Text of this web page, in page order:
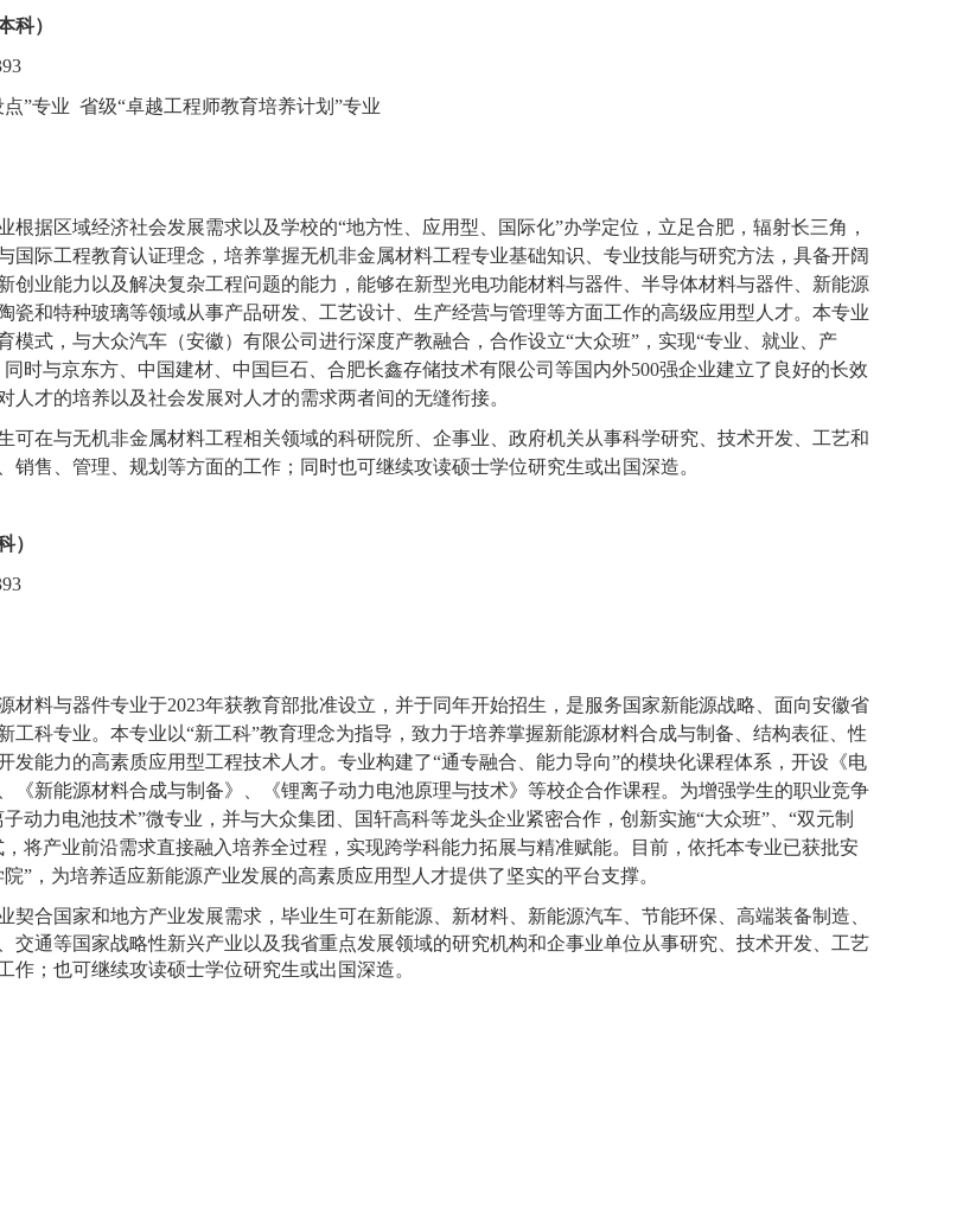
科）
”专业 省级“卓越工程师教育培养计划”专业
根据区域经济社会发展需求以及学校的“地方性、应用型、国际化”办学定位，立足合肥，辐射长三角，
国际工程教育认证理念，培养掌握无机非金属材料工程专业基础知识、专业技能与研究方法，具备开阔
创业能力以及解决复杂工程问题的能力，能够在新型光电功能材料与器件、半导体材料与器件、新能源
瓷和特种玻璃等领域从事产品研发、工艺设计、生产经营与管理等方面工作的高级应用型人才。本专业
模式，与大众汽车（安徽）有限公司进行深度产教融合，合作设立“大众班”，实现“专业、就业、产
时与京东方、中国建材、中国巨石、合肥长鑫存储技术有限公司等国内外500强企业建立了良好的长效
人才的培养以及社会发展对人才的需求两者间的无缝衔接。
可在与无机非金属材料工程相关领域的科研院所、企事业、政府机关从事科学研究、技术开发、工艺和
销售、管理、规划等方面的工作；同时也可继续攻读硕士学位研究生或出国深造。
）
材料与器件专业于2023年获教育部批准设立，并于同年开始招生，是服务国家新能源战略、面向安徽省
工科专业。本专业以“新工科”教育理念为指导，致力于培养掌握新能源材料合成与制备、结构表征、性
发能力的高素质应用型工程技术人才。专业构建了“通专融合、能力导向”的模块化课程体系，开设《电
《新能源材料合成与制备》、《锂离子动力电池原理与技术》等校企合作课程。为增强学生的职业竞争
动力电池技术”微专业，并与大众集团、国轩高科等龙头企业紧密合作，创新实施“大众班”、“双元制
将产业前沿需求直接融入培养全过程，实现跨学科能力拓展与精准赋能。目前，依托本专业已获批安
”，为培养适应新能源产业发展的高素质应用型人才提供了坚实的平台支撑。
契合国家和地方产业发展需求，毕业生可在新能源、新材料、新能源汽车、节能环保、高端装备制造、
交通等国家战略性新兴产业以及我省重点发展领域的研究机构和企事业单位从事研究、技术开发、工艺
作；也可继续攻读硕士学位研究生或出国深造。